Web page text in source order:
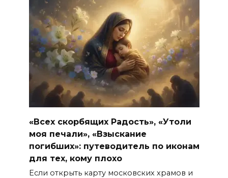
«Всех скорбящих Радость», «Утоли
моя печали», «Взыскание
погибших»: путеводитель по иконам
для тех, кому плохо
Если открыть карту московских храмов и